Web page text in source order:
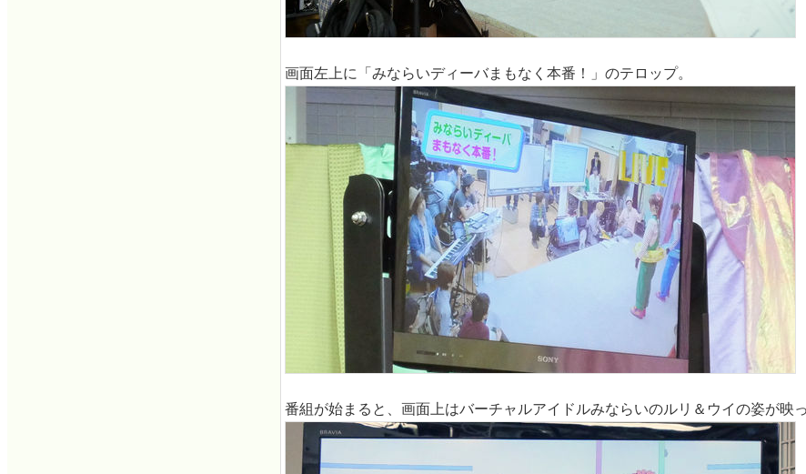
画面左上に「みならいディーバまもなく本番！」のテロップ。
番組が始まると、画面上はバーチャルアイドルみならいのルリ＆ウイの姿が映